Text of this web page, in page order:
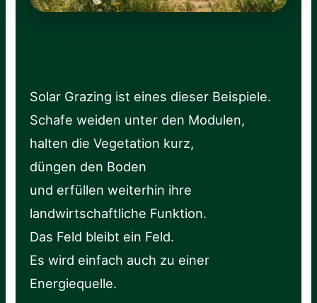
Solar Grazing ist eines dieser Beispiele.
Schafe weiden unter den Modulen,
halten die Vegetation kurz,
düngen den Boden
und erfüllen weiterhin ihre
landwirtschaftliche Funktion.
Das Feld bleibt ein Feld.
Es wird einfach auch zu einer
Energiequelle.